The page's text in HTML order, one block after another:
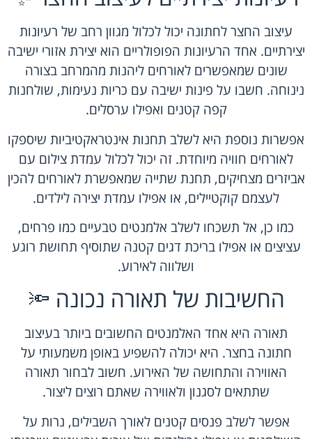
עיצוב החצר לחתונה יכול לכלול מגוון רחב של רעיונות
יצירתיים. אחד הרעיונות הפופולריים הוא יצירת אזורי ישיבה
שונים שמאפשרים לאורחים ליהנות מהמרחב בצורה
נינוחה. חשבו על פינות ישיבה עם כריות נעימות, שולחנות
קפה קטנים ואפילו ערסלים.
אפשרות נוספת היא לשלב תחנות אינטראקטיביות שיספקו
לאורחים חוויה מיוחדת. זה יכול לכלול עמדת צילום עם
אביזרים מצחיקים, תחנת שתייה שמאפשרת לאורחים להכין
לעצמם קוקטיילים, או אפילו עמדת יצירה לילדים.
כמו כן, אל תשכחו לשלב אלמנטים טבעיים כמו פרחים,
עציצים או אפילו בריכת דגים קטנה שתוסיף תחושת רוגע
ושלווה לאירוע.
החשיבות של תאורה נכונה 🔦
תאורה היא אחד האלמנטים החשובים ביותר בעיצוב
חתונה בחצר. היא יכולה להשפיע באופן משמעותי על
האווירה והתחושה של האירוע. חשוב לבחור תאורה
שתתאים לסגנון ולאווירה שאתם רוצים ליצור.
אפשר לשלב פנסים קטנים לאורך השבילים, נרות על